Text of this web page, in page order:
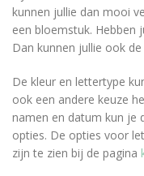
kunnen jullie dan mooi
een bloemstuk. Hebben
Dan kunnen jullie ook
De kleur en lettertype
ook een andere keuze
namen en datum kun je
opties. De opties voor
zijn te zien bij de pagina